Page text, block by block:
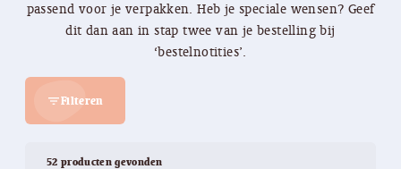
passend voor je verpakken. Heb je speciale wensen? Geef
dit dan aan in stap twee van je bestelling bij
‘bestelnotities’.
filter_listFilteren
52 producten gevonden